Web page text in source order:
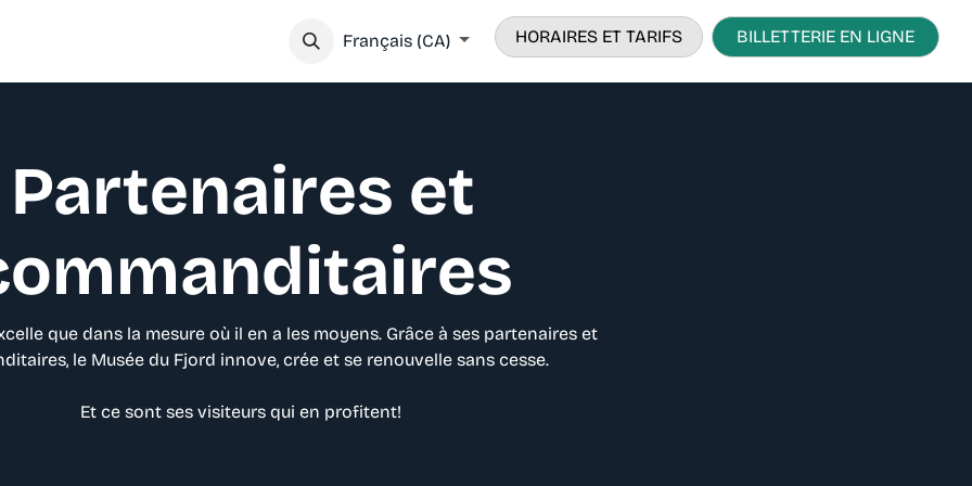
SOUTENEZ NOTRE MISSIONFrançais (CA) HORAIRES ET TARIFS BILLETTERIE EN LIGNE
Partenaires et
que dans la mesure où il en a les moyens. Grâce à ses partenaires et
le Musée du Fjord innove, crée et se renouvelle sans cesse.
Et ce sont ses visiteurs qui en profitent!